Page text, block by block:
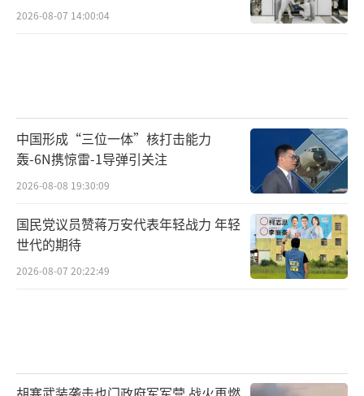
2026-08-07 14:00:04
中国形成“三位一体”核打击能力
轰-6N携惊雷-1导弹引关注
2026-08-08 19:30:09
国民党议员赞蒋万安代表年轻战力 年轻
世代的期待
2026-08-07 20:22:49